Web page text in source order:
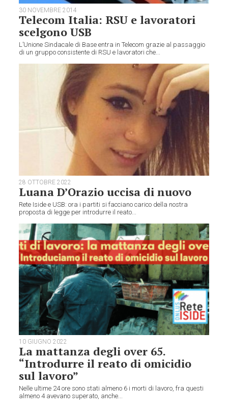
30 NOVEMBRE 2014
Telecom Italia: RSU e lavoratori
scelgono USB
L’Unione Sindacale di Base entra in Telecom grazie al passaggio
di un gruppo consistente di RSU e lavoratori che...
28 OTTOBRE 2022
Luana D’Orazio uccisa di nuovo
Rete Iside e USB: ora i partiti si facciano carico della nostra
proposta di legge per introdurre il reato...
10 GIUGNO 2022
La mattanza degli over 65.
“Introdurre il reato di omicidio
sul lavoro”
Nelle ultime 24 ore sono stati almeno 6 i morti di lavoro, fra questi
almeno 4 avevano superato, anche...